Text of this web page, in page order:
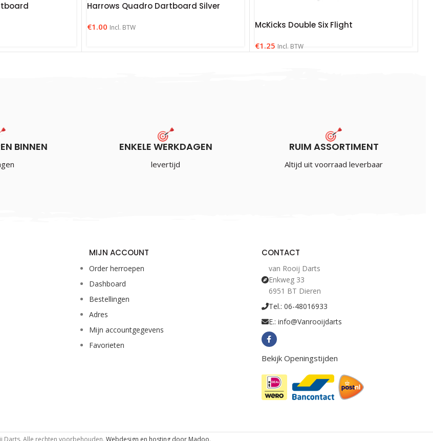
Harrows Quadro Dartboard Silver
€1.00 Incl. BTW McKicks Double Six Flight
€1.25 Incl. BTW
BINNEN ENKELE WERKDAGEN
levertijd
RUIM ASSORTIMENT
Altijd uit voorraad leverbaar
MIJN ACCOUNT
Order herroepen
Dashboard
Bestellingen
Adres
Mijn accountgegevens
Favorieten
CONTACT
van Rooij Darts
Enkweg 33
6951 BT Dieren
Tel.: 06-48016933
E.: info@Vanrooijdarts
Bekijk Openingstijden
Darts. Alle rechten voorbehouden. Webdesign en hosting door Madoo.